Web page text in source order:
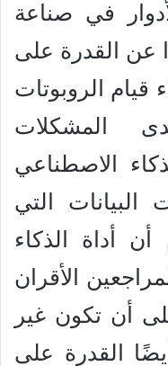
في صناعة
عن القدرة على
قيام الروبوتات
المشكلات
الاصطناعي
البيانات التي
أداة الذكاء
الأقران
أن تكون غير
القدرة على